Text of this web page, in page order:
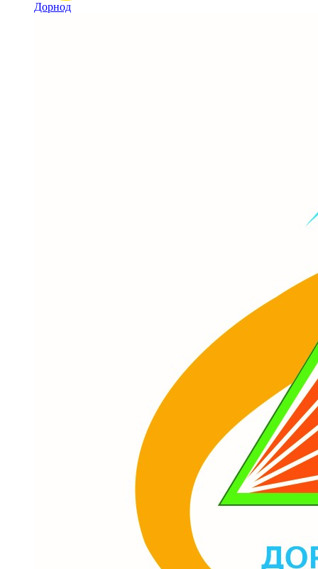
Дорнод